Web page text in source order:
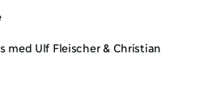
med Ulf Fleischer & Christian